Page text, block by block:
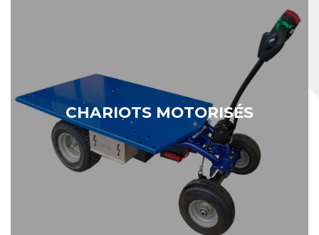
CHARIOTS MOTORISÉS
Chariots motorisés
Découvrez nos solutions préconçues à base de
chariots motorisés